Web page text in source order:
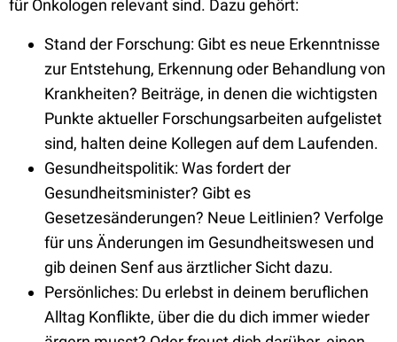
für Onkologen relevant sind. Dazu gehört:
Stand der Forschung: Gibt es neue Erkenntnisse
zur Entstehung, Erkennung oder Behandlung von
Krankheiten? Beiträge, in denen die wichtigsten
Punkte aktueller Forschungsarbeiten aufgelistet
sind, halten deine Kollegen auf dem Laufenden.
Gesundheitspolitik: Was fordert der
Gesundheitsminister? Gibt es
Gesetzesänderungen? Neue Leitlinien? Verfolge
für uns Änderungen im Gesundheitswesen und
gib deinen Senf aus ärztlicher Sicht dazu.
Persönliches: Du erlebst in deinem beruflichen
Alltag Konflikte, über die du dich immer wieder